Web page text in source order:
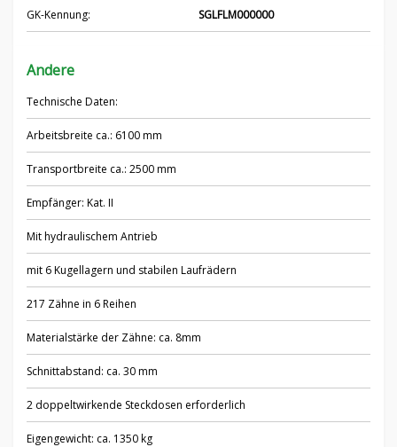
Українська
GK-Kennung: SGLFLM000000
Andere
Technische Daten:
Arbeitsbreite ca.: 6100 mm
Transportbreite ca.: 2500 mm
Empfänger: Kat. II
Mit hydraulischem Antrieb
mit 6 Kugellagern und stabilen Laufrädern
217 Zähne in 6 Reihen
Materialstärke der Zähne: ca. 8mm
Schnittabstand: ca. 30 mm
2 doppeltwirkende Steckdosen erforderlich
Eigengewicht: ca. 1350 kg